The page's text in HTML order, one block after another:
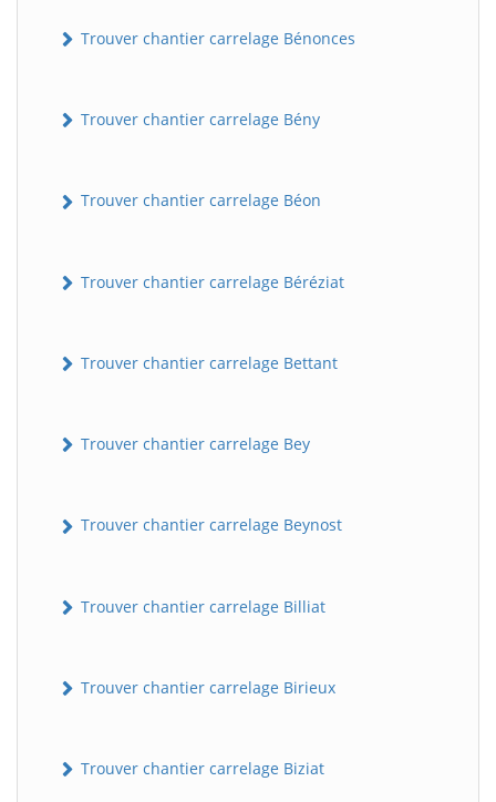
Trouver chantier carrelage Bénonces
Trouver chantier carrelage Bény
Trouver chantier carrelage Béon
Trouver chantier carrelage Béréziat
Trouver chantier carrelage Bettant
Trouver chantier carrelage Bey
Trouver chantier carrelage Beynost
Trouver chantier carrelage Billiat
Trouver chantier carrelage Birieux
Trouver chantier carrelage Biziat